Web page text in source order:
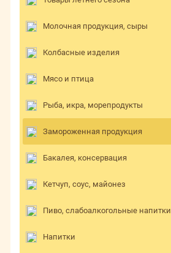
Молочная продукция, сыры
Колбасные изделия
Мясо и птица
Рыба, икра, морепродукты
Замороженная продукция
Бакалея, консервация
Кетчуп, соус, майонез
Пиво, слабоалкогольные напитки
Напитки